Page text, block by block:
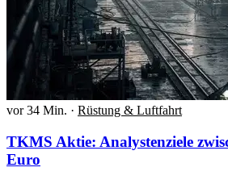
vor 34 Min. · Rüstung & Luftfahrt
TKMS Aktie: Analystenziele
Euro